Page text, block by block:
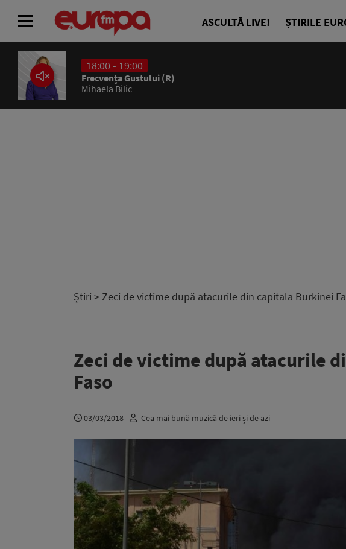
ASCULTĂ LIVE! ȘTIRILE
18:00 - 19:00
Frecvența Gustului (R)
Mihaela Bilic
Știri > Zeci de victime după atacurile din capitala Burkinei
Zeci de victime după atacurile
Faso
03/03/2018 Cea mai bună muzică de ieri și de azi
ACASĂ
ȘTIRI